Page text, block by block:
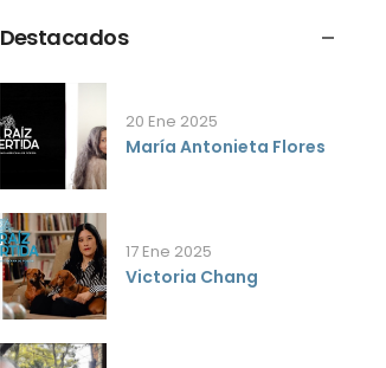
Destacados
20 Ene 2025
María Antonieta Flores
17 Ene 2025
Victoria Chang